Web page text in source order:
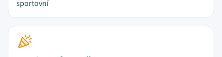
sportovní